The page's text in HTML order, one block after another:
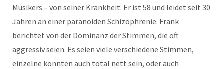
Musikers – von seiner Krankheit. Er ist 58 und leidet seit 30
Jahren an einer paranoiden Schizophrenie. Frank
berichtet von der Dominanz der Stimmen, die oft
aggressiv seien. Es seien viele verschiedene Stimmen,
einzelne könnten auch total nett sein, oder auch